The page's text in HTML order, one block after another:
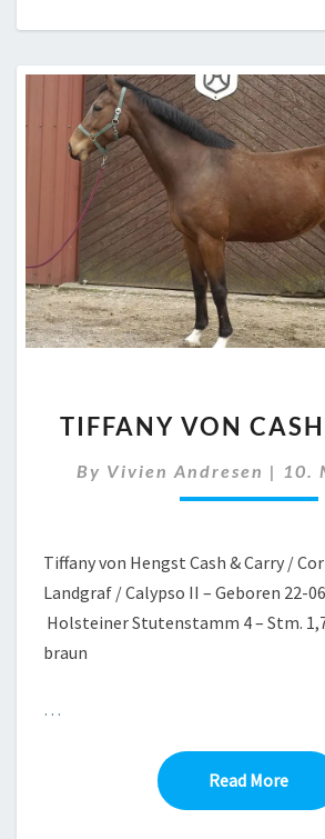
VON
TIFFANY VON
By Vivien Andresen | 10.
Tiffany von Hengst Cash & Carry /
Landgraf / Calypso II – Geboren 22-
Holsteiner Stutenstamm 4 – Stm.
braun
…
Read MoreRead